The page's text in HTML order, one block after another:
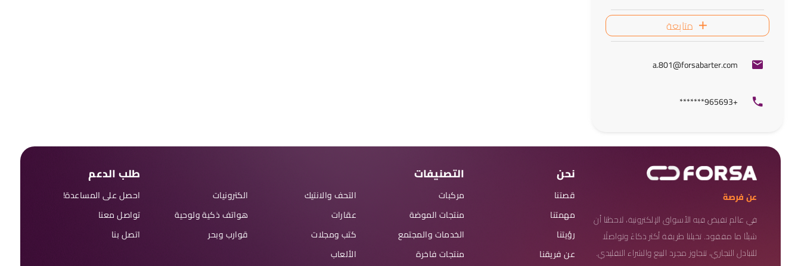
متابعة
a.801@forsabarter.com
+965693*******
عن فرصة
في عالم تفيض فيه الأسواق الإلكترونية، لاحظنا أن
شيئًا ما مفقود. تخيلنا طريقة أكثر ذكاءً وتواصلًا
للتبادل التجاري، تتجاوز مجرد البيع والشراء التقليدي.
نحن
قصتنا
مهمتنا
رؤيتنا
عن فريقنا
التصنيفات
مركبات
منتجات الموضة
الخدمات والمجتمع
منتجات فاخرة
التحف والانتيك
عقارات
كتب ومجلات
الألعاب
الكترونيات
هواتف ذكية ولوحية
قوارب وبحر
طلب الدعم
احصل على المساعدة!
تواصل معنا
اتصل بنا